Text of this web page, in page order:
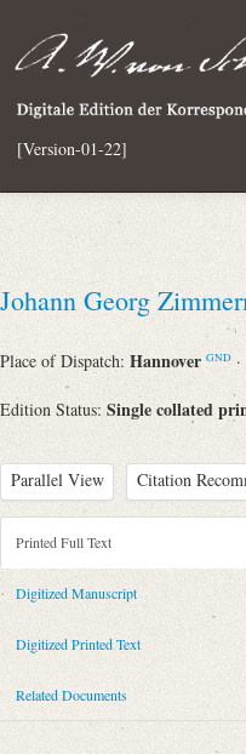
[Version-01-22]
Johann Georg
Place of Dispatch: Hannover GND
Edition Status: Single collated
Parallel View Citation
Metadata Concerning
Sender: Johann Georg
Recipient: August Wilhelm
Place of Dispatch: Hannover
Date: 21.05.1790
Notations: Empfangsort
Printed Full Text
Digitized Manuscript
Digitized Printed Text
Related Documents